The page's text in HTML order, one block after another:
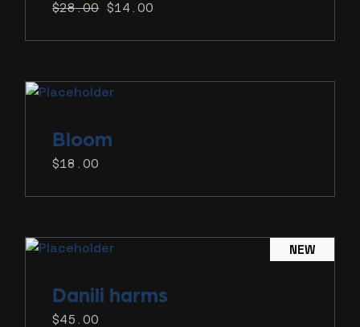
$28.00
Original
$14.00
Current
Bloom
$18.00
NEW
Danili harms
$45.00